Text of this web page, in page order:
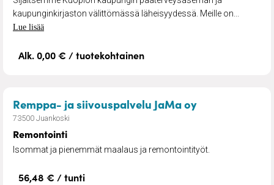
kaupunginkirjaston välittömässä läheisyydessä. Meille on...
Lue lisää
Alk. 0,00 € / tuotekohtainen
Remppa- ja siivouspalvelu JaMa oy– Remontointi
73500 Juankoski
Remontointi
Isommat ja pienemmät maalaus ja remontointityöt.
56,48 € / tunti